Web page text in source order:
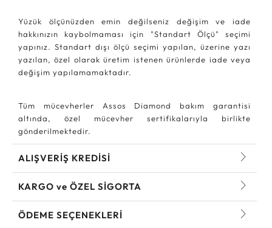
Yüzük ölçünüzden emin değilseniz değişim ve iade
hakkınızın kaybolmaması için "Standart Ölçü" seçimi
yapınız. Standart dışı ölçü seçimi yapılan, üzerine yazı
yazılan, özel olarak üretim istenen ürünlerde iade veya
değişim yapılamamaktadır.
Tüm mücevherler Assos Diamond bakım garantisi
altında, özel mücevher sertifikalarıyla birlikte
gönderilmektedir.
ALIŞVERİŞ KREDİSİ
KARGO ve ÖZEL SİGORTA
ÖDEME SEÇENEKLERİ